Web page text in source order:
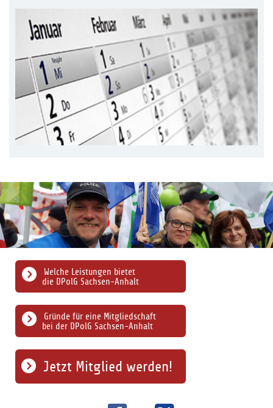
Gründe für eine Mitgliedschaft
bei der DPolG Sachsen-Anhalt
Welche Leistungen bietet
die DPolG Sachsen-Anhalt
Jetzt Mitglied werden!